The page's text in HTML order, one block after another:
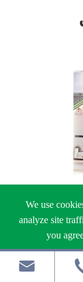
Jun 29, 2026
ظهور مذهل | Futina تترك بصمتها في معرض
2026

We use
analyze site
you